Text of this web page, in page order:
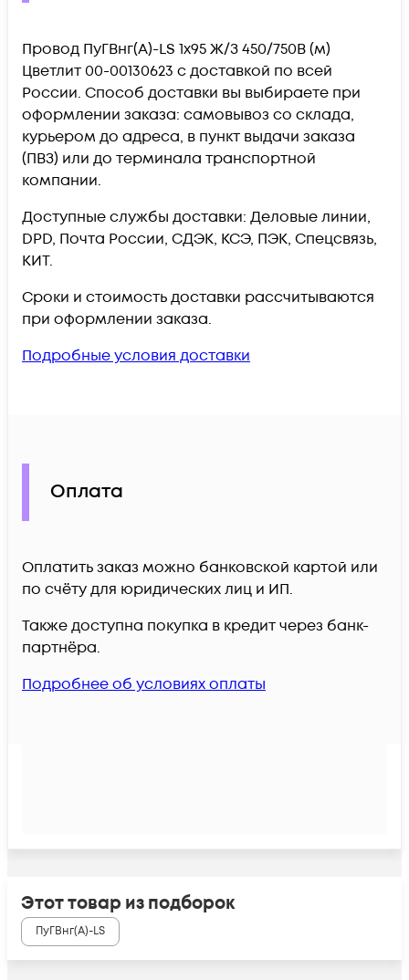
Провод ПуГВнг(А)-LS 1х95 Ж/З 450/750В (м)
Цветлит 00-00130623 c доставкой по всей
России. Способ доставки вы выбираете при
оформлении заказа: самовывоз со склада,
курьером до адреса, в пункт выдачи заказа
(ПВЗ) или до терминала транспортной
компании.
Доступные службы доставки: Деловые линии,
DPD, Почта России, СДЭК, КСЭ, ПЭК, Спецсвязь,
КИТ.
Сроки и стоимость доставки рассчитываются
при оформлении заказа.
Подробные условия доставки
Оплата
Оплатить заказ можно банковской картой или
по счёту для юридических лиц и ИП.
Также доступна покупка в кредит через банк-
партнёра.
Подробнее об условиях оплаты
Этот товар из подборок
ПуГВнг(А)-LS